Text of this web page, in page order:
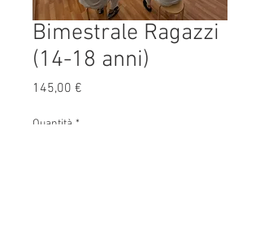
Bimestrale Ragazzi
(14-18 anni)
145,00 €
Quantità *